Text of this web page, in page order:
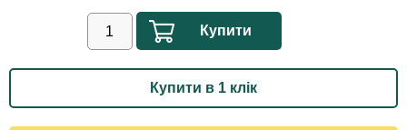
Купити
Купити в 1 клік